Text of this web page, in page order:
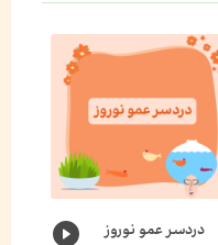
دردسر عمو نوروز